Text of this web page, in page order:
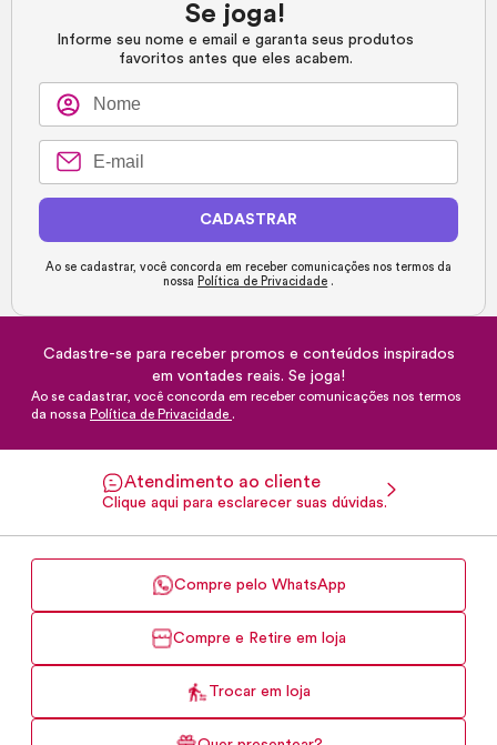
Se joga!
Informe seu nome e email e garanta seus produtos
favoritos antes que eles acabem.
CADASTRAR
Ao se cadastrar, você concorda em receber comunicações nos termos da
nossa Política de Privacidade .
Cadastre-se para receber promos e conteúdos inspirados
em vontades reais. Se joga!
Ao se cadastrar, você concorda em receber comunicações nos termos
da nossa Política de Privacidade .
Atendimento ao cliente
Clique aqui para esclarecer suas dúvidas.
Compre pelo WhatsApp
Compre e Retire em loja
Trocar em loja